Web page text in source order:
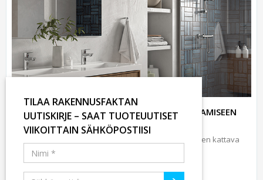
DAMIXA CORE, VAATIVAAN AMMATTIRAKENTAMISEEN
Damixa Core hanasarja on rakennushankkeisiin kaiken kattava
ratkaisu.
Lue lisää
TILAA RAKENNUSFAKTAN
UUTISKIRJE – SAAT TUOTEUUTISET
VIIKOITTAIN SÄHKÖPOSTIISI